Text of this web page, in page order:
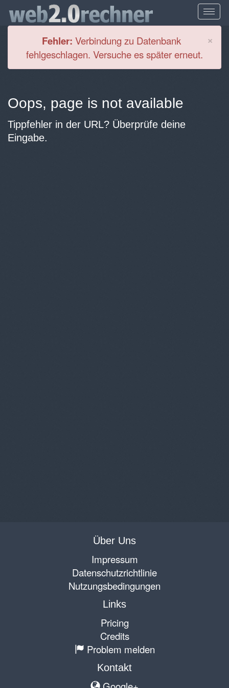
×
Fehler: Verbindung zu Datenbank
fehlgeschlagen. Versuche es später erneut.
Oops, page is not available
Tippfehler in der URL? Überprüfe deine
Eingabe.
Über Uns
Impressum
Datenschutzrichtlinie
Nutzungsbedingungen
Links
Pricing
Credits
Problem melden
Kontakt